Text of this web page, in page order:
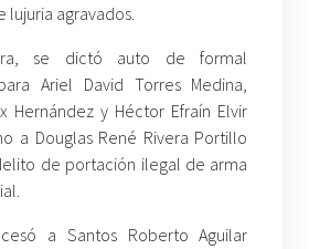
agravados.
se dictó auto de formal
Ariel David Torres Medina,
Hernández y Héctor Efraín Elvir
a Douglas René Rivera Portillo
de portación ilegal de arma
a Santos Roberto Aguilar